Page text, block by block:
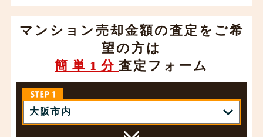
マンション売却金額の査定をご希
望の方は
簡単1分 査定フォーム